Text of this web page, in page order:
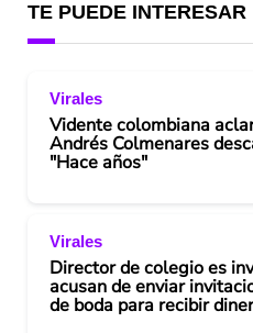
TE PUEDE INTERESAR
Virales
Vidente colombiana
Andrés Colmenares
"Hace años"
Virales
Director de colegio es
acusan de enviar
de boda para recibir